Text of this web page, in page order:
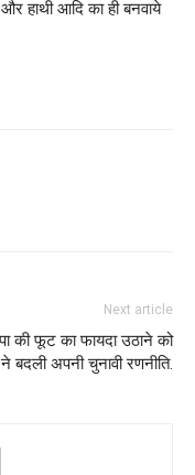
हाथी आदि का ही बनवाये
Next article
की फूट का फायदा उठाने को
ने बदली अपनी चुनावी रणनीति.